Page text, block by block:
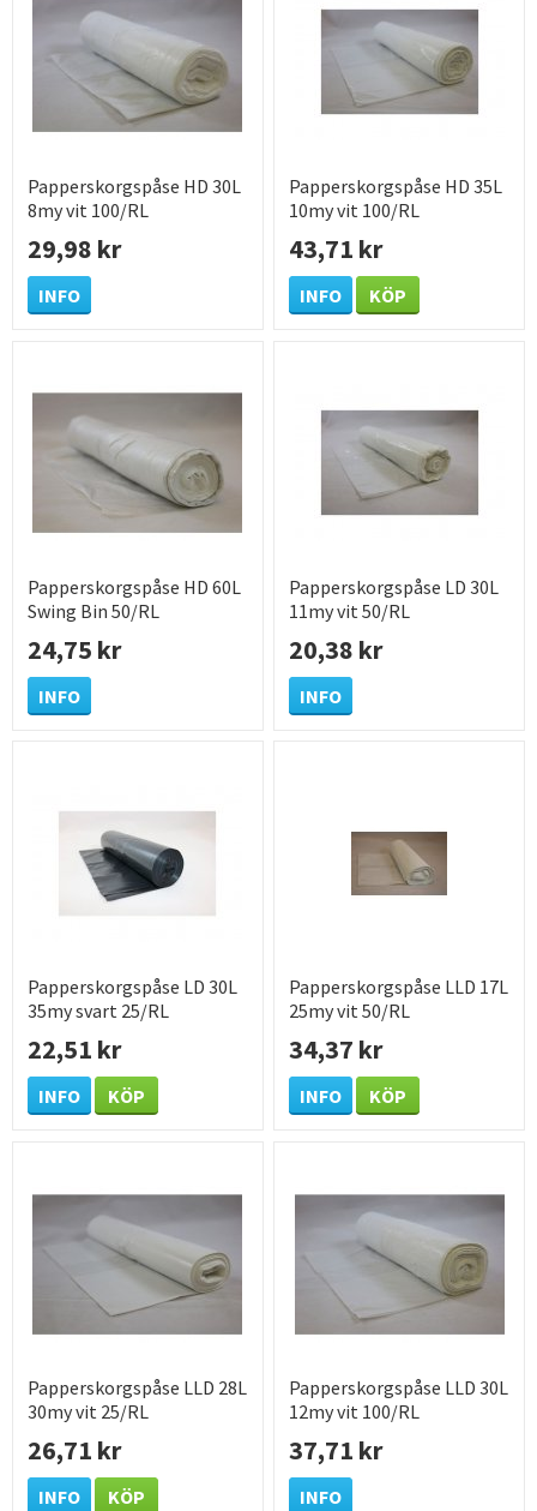
Papperskorgspåse HD 30L
8my vit 100/RL
29,98 kr
INFO
Papperskorgspåse HD 35L
10my vit 100/RL
43,71 kr
INFO KÖP
Papperskorgspåse HD 60L
Swing Bin 50/RL
24,75 kr
INFO
Papperskorgspåse LD 30L
11my vit 50/RL
20,38 kr
INFO
Papperskorgspåse LD 30L
35my svart 25/RL
22,51 kr
INFO KÖP
Papperskorgspåse LLD 17L
25my vit 50/RL
34,37 kr
INFO KÖP
Papperskorgspåse LLD 28L
30my vit 25/RL
26,71 kr
INFO KÖP
Papperskorgspåse LLD 30L
12my vit 100/RL
37,71 kr
INFO